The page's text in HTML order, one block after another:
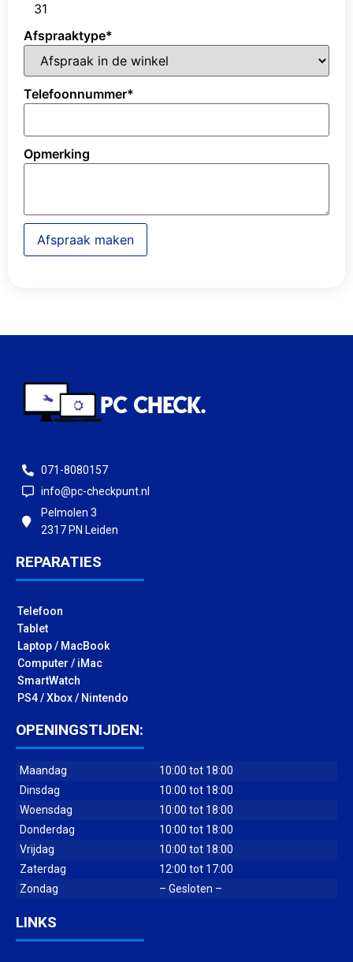
31
Afspraaktype*
Telefoonnummer*
Opmerking
Afspraak maken
071-8080157
info@pc-checkpunt.nl
Pelmolen 3
2317 PN Leiden
REPARATIES
Telefoon
Tablet
Laptop / MacBook
Computer / iMac
SmartWatch
PS4 / Xbox / Nintendo
OPENINGSTIJDEN:
Maandag
10:00 tot 18:00
Dinsdag
10:00 tot 18:00
Woensdag
10:00 tot 18:00
Donderdag
10:00 tot 18:00
Vrijdag
10:00 tot 18:00
Zaterdag
12:00 tot 17:00
Zondag
– Gesloten –
LINKS